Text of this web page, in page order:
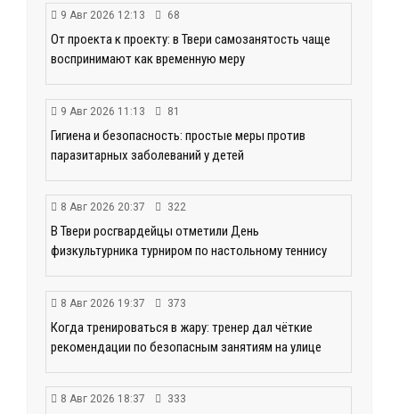
9 Авг 2026 12:13 68
От проекта к проекту: в Твери самозанятость чаще
воспринимают как временную меру
9 Авг 2026 11:13 81
Гигиена и безопасность: простые меры против
паразитарных заболеваний у детей
8 Авг 2026 20:37 322
В Твери росгвардейцы отметили День
физкультурника турниром по настольному теннису
8 Авг 2026 19:37 373
Когда тренироваться в жару: тренер дал чёткие
рекомендации по безопасным занятиям на улице
8 Авг 2026 18:37 333